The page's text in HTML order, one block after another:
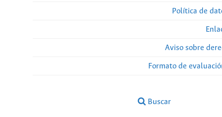
Política de
Aviso sobre
Formato de
Buscar